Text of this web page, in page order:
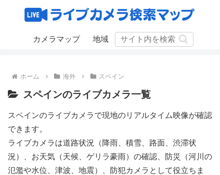
カメラマップ 地域
ホーム 海外 スペイン
スペインのライブカメラ一覧
スペインのライブカメラで現地のリアルタイム映像が確認
できます。
ライブカメラは道路状況（降雨、積雪、路面、渋滞状
況）、お天気（天候、ゲリラ豪雨）の確認、防災（河川の
氾濫や水位、津波、地震）、防犯カメラとして役立ちま